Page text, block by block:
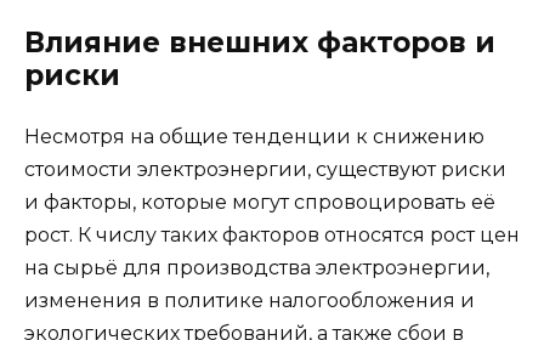
Влияние внешних факторов и
риски
Несмотря на общие тенденции к снижению
стоимости электроэнергии, существуют риски
и факторы, которые могут спровоцировать её
рост. К числу таких факторов относятся рост цен
на сырьё для производства электроэнергии,
изменения в политике налогообложения и
экологических требований, а также сбои в